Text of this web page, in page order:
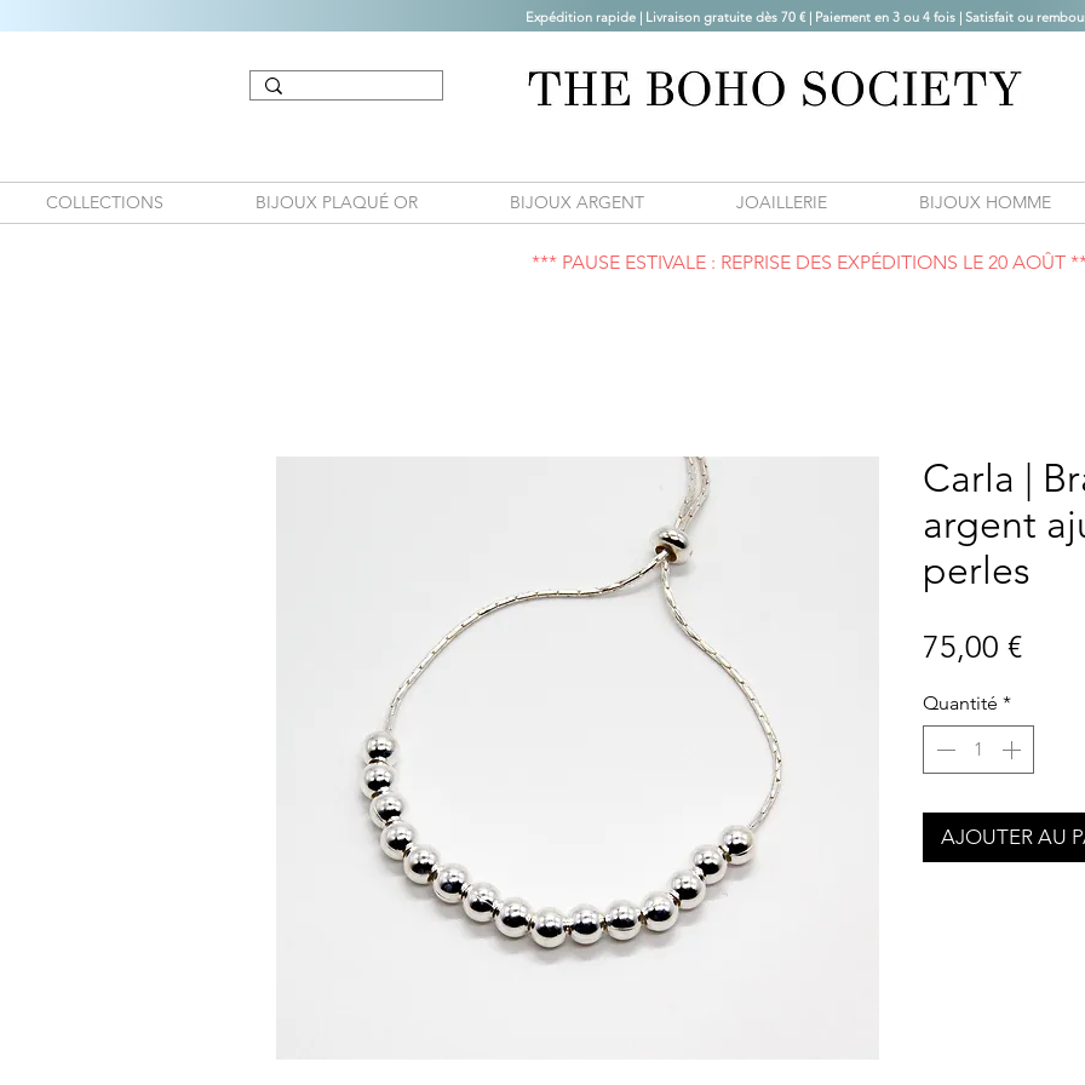
Expédition rapide | Livraison gratuite dès 70 € | Paiement en 3 ou 4 fois | Satisfait ou
COLLECTIONS BIJOUX PLAQUÉ OR BIJOUX ARGENT JOAILLERIE BIJOUX HOMME
*** PAUSE ESTIVALE : REPRISE DES EXPÉDITIONS LE 20 AOÛT
Carla |
argent
perles
75,00 €Prix
Quantité *
AJOUTER AU